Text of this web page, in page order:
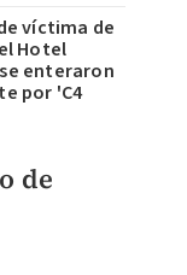
víctima de
Hotel
enteraron
por 'C4
de